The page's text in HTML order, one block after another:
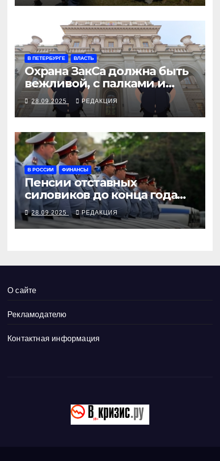
В ПЕТЕРБУРГЕ ВЛАСТЬ
Охрана ЗакСа должна быть
вежливой, с палками и
наручниками
28.09.2025 РЕДАКЦИЯ
В РОССИИ ФИНАНСЫ
Пенсии отставных
силовиков до конца года
повысятся вместе с
окладами действующих
28.09.2025 РЕДАКЦИЯ
О сайте
Рекламодателю
Контактная информация